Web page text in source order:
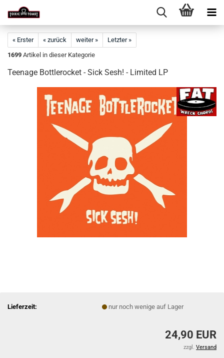
« Erster « zurück weiter »
Letzter »
1699 Artikel in dieser Kategorie
Teenage Bottlerocket - Sick Sesh! - Limited LP
Lieferzeit: nur noch wenige auf Lager
24,90 EUR
zzgl. Versand